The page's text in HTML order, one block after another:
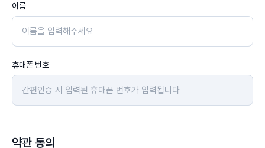
이름
휴대폰 번호
약관 동의